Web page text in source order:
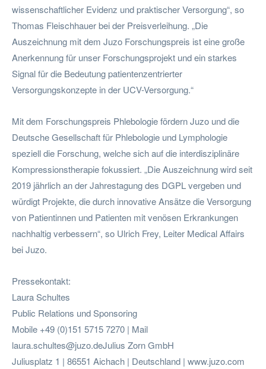
wissenschaftlicher Evidenz und praktischer Versorgung“, so
Thomas Fleischhauer bei der Preisverleihung. „Die
Auszeichnung mit dem Juzo Forschungspreis ist eine große
Anerkennung für unser Forschungsprojekt und ein starkes
Signal für die Bedeutung patientenzentrierter
Versorgungskonzepte in der UCV-Versorgung.“
Mit dem Forschungspreis Phlebologie fördern Juzo und die
Deutsche Gesellschaft für Phlebologie und Lymphologie
speziell die Forschung, welche sich auf die interdisziplinäre
Kompressionstherapie fokussiert. „Die Auszeichnung wird seit
2019 jährlich an der Jahrestagung des DGPL vergeben und
würdigt Projekte, die durch innovative Ansätze die Versorgung
von Patientinnen und Patienten mit venösen Erkrankungen
nachhaltig verbessern“, so Ulrich Frey, Leiter Medical Affairs
bei Juzo.
Pressekontakt:
Laura Schultes
Public Relations und Sponsoring
Mobile +49 (0)151 5715 7270 | Mail
laura.schultes@juzo.deJulius Zorn GmbH
Juliusplatz 1 | 86551 Aichach | Deutschland | www.juzo.com